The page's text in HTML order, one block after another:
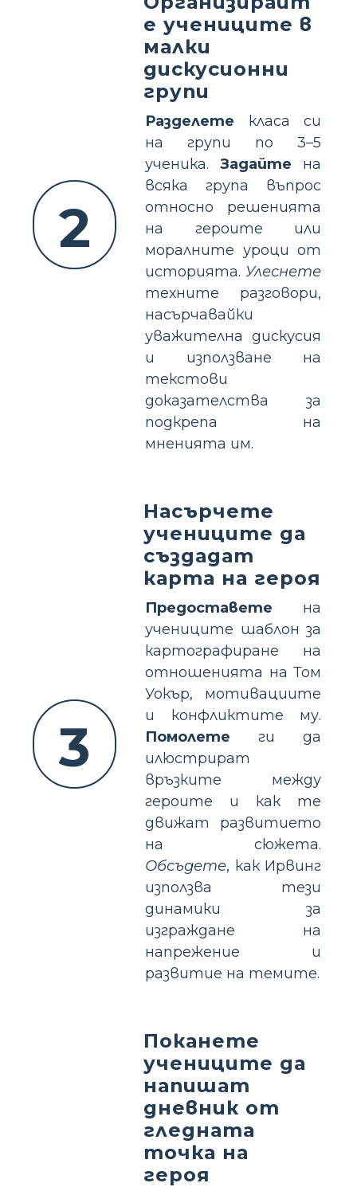
2
е учениците в
малки
дискусионни
групи
Разделете класа си
на групи по 3–5
ученика. Задайте на
всяка група въпрос
относно решенията
на героите или
моралните уроци от
историята. Улеснете
техните разговори,
насърчавайки
уважителна дискусия
и използване на
текстови
доказателства за
подкрепа на
мненията им.
3
Насърчете
учениците да
създадат
карта на героя
Предоставете на
учениците шаблон за
картографиране на
отношенията на Том
Уокър, мотивациите
и конфликтите му.
Помолете ги да
илюстрират
връзките между
героите и как те
движат развитието
на сюжета.
Обсъдете, как Ирвинг
използва тези
динамики за
изграждане на
напрежение и
развитие на темите.
Поканете
учениците да
напишат
дневник от
гледната
точка на
героя